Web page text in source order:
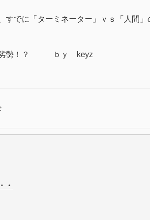
すでに「ターミネーター」ｖｓ「人間
劣勢！？ ｂｙ keyz
・